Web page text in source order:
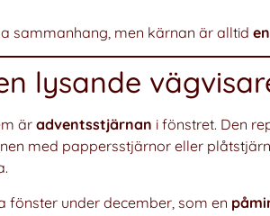
sammanhang, men kärnan är alltid
lysande
är adventsstjärnan i fönstret. Den
med pappersstjärnor eller
fönster under december, som en